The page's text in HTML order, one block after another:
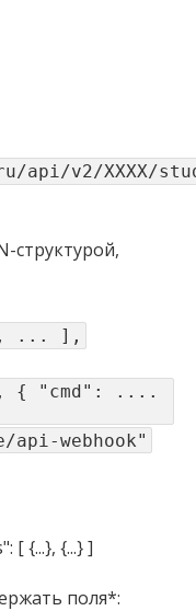
v2/XXXX/
структурой,
... ],
{ "cmd": ....
webhook"
[ {...}, {...} ]
поля*: